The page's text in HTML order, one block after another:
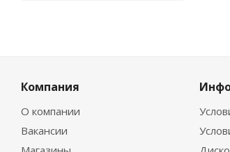
Компания
О компании
Вакансии